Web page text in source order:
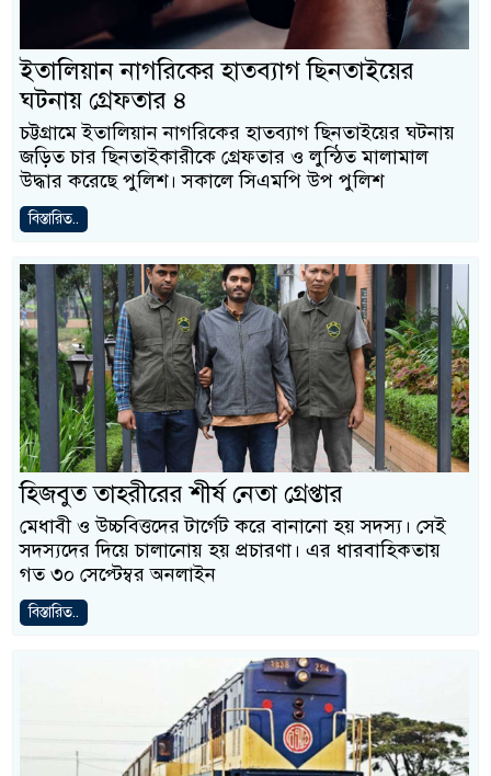
ইতালিয়ান নাগরিকের হাতব্যাগ ছিনতাইয়ের
ঘটনায় গ্রেফতার ৪
চট্টগ্রামে ইতালিয়ান নাগরিকের হাতব্যাগ ছিনতাইয়ের ঘটনায়
জড়িত চার ছিনতাইকারীকে গ্রেফতার ও লুন্ঠিত মালামাল
উদ্ধার করেছে পুলিশ। সকালে সিএমপি উপ পুলিশ
বিস্তারিত..
হিজবুত তাহরীরের শীর্ষ নেতা গ্রেপ্তার
মেধাবী ও উচ্চবিত্তদের টার্গেট করে বানানো হয় সদস্য। সেই
সদস্যদের দিয়ে চালানোয় হয় প্রচারণা। এর ধারবাহিকতায়
গত ৩০ সেপ্টেম্বর অনলাইন
বিস্তারিত..